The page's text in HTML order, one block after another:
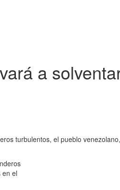
a
turbulentos, el pueblo
en el